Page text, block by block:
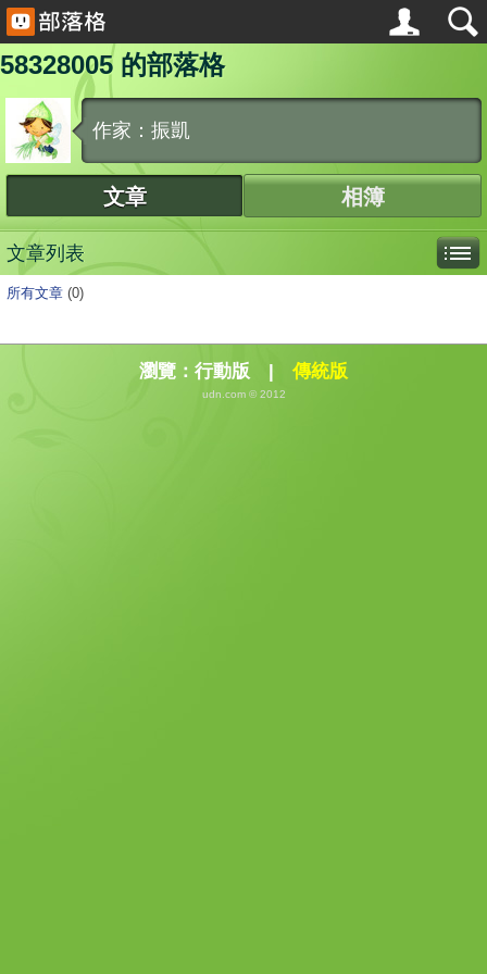
58328005 的部落格
作家：振凱
文章 相簿
文章列表
所有文章 (0)
瀏覽： 行動版 | 傳統版
udn.com © 2012